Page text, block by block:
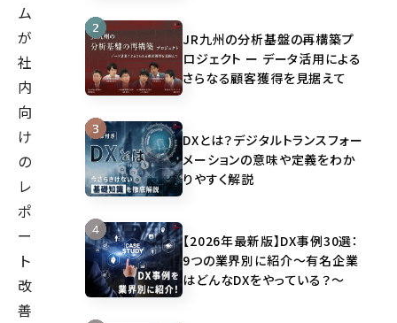
ム
が
社
内
向
け
の
レ
ポ
ー
ト
改
善
JR九州の分析基盤の再構築プ
ロジェクト ー データ活用による
さらなる顧客獲得を見据えて
DXとは？デジタルトランスフォー
メーションの意味や定義をわか
りやすく解説
【2026年最新版】DX事例30選：
9つの業界別に紹介～有名企業
はどんなDXをやっている？～